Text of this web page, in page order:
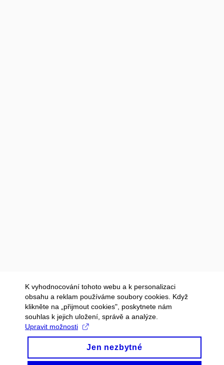
K vyhodnocování tohoto webu a k personalizaci
obsahu a reklam používáme soubory cookies. Když
klikněte na „přijmout cookies", poskytnete nám
souhlas k jejich uložení, správě a analýze.
Upravit možnosti
Jen nezbytné